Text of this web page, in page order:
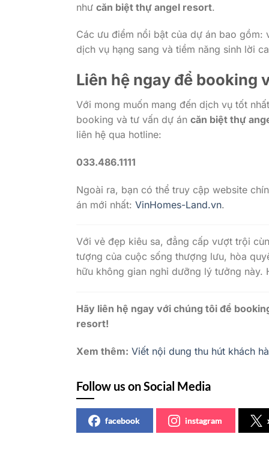
như căn biệt thự angel resort.
Các ưu điểm nổi bật của dự án bao
dịch vụ hạng sang và tiềm năng sinh lời
Liên hệ ngay để booking
Với mong muốn mang đến dịch vụ tốt
booking và tư vấn dự án căn biệt thự
liên hệ qua hotline:
033.486.1111
Ngoài ra, bạn có thể truy cập website
án mới nhất: VinHomes-Land.vn.
Với vẻ đẹp kiêu sa, đẳng cấp vượt trội
tượng của cuộc sống thượng lưu, hòa
hữu không gian nghỉ dưỡng lý tưởng
Hãy liên hệ ngay với chúng tôi để
resort!
Xem thêm: Viết nội dung thu hút khách
Follow us on Social Media
facebook instagram